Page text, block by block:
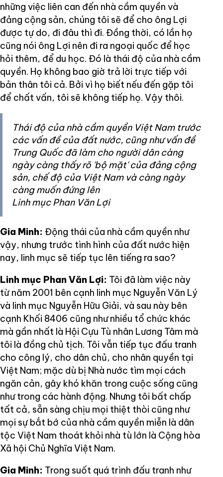
những việc liên can đến nhà cầm quyền và
đảng cộng sản, chúng tôi sẽ để cho ông Lợi
được tự do, đi đâu thì đi. Đồng thời, có lần họ
cũng nói ông Lợi nên đi ra ngoại quốc để học
hỏi thêm, để du học. Đó là thái độ của nhà cầm
quyền. Họ không bao giờ trả lời trực tiếp với
bản thân tôi cả. Bởi vì họ biết nếu đến gặp tôi
để chất vấn, tôi sẽ không tiếp họ. Vậy thôi.
Thái độ của nhà cầm quyền Việt Nam trước
các vấn đề của đất nước, cũng như vấn đề
Trung Quốc đã làm cho người dân càng
ngày càng thấy rõ 'bộ mặt' của đảng cộng
sản, chế độ của Việt Nam và càng ngày
càng muốn đứng lên
Linh mục Phan Văn Lợi
Gia Minh: Động thái của nhà cầm quyền như
vậy, nhưng trước tình hình của đất nước hiện
nay, linh mục sẽ tiếp tục lên tiếng ra sao?
Linh mục Phan Văn Lợi: Tôi đã làm việc này
từ năm 2001 bên cạnh linh mục Nguyễn Văn Lý
và linh mục Nguyễn Hữu Giải, và sau này bên
cạnh Khối 8406 cũng như nhiều tổ chức khác
mà gần nhất là Hội Cựu Tù nhân Lương Tâm mà
tôi là đồng chủ tịch. Tôi vẫn tiếp tục đấu tranh
cho công lý, cho dân chủ, cho nhân quyền tại
Việt Nam; mặc dù bị Nhà nước tìm mọi cách
ngăn cản, gây khó khăn trong cuộc sống cũng
như trong các hành động. Nhưng tôi bất chấp
tất cả, sẵn sàng chịu mọi thiệt thòi cũng như
mọi sự bắt bớ của nhà cầm quyền miễn là dân
tộc Việt Nam thoát khỏi nhà tù lớn là Cộng hòa
Xã hội Chủ Nghĩa Việt Nam.
Gia Minh: Trong suốt quá trình đấu tranh như